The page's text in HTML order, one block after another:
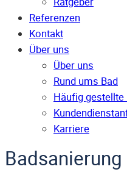
Referenzen
Kontakt
Über uns
Über uns
Rund ums Bad
Häufig gestellte
Karriere